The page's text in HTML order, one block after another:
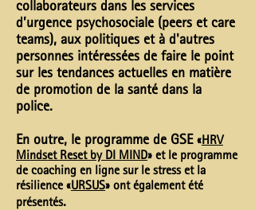
collaborateurs dans les services
d’urgence psychosociale (peers et care
teams), aux politiques et à d'autres
personnes intéressées de faire le point
sur les tendances actuelles en matière
de promotion de la santé dans la
police.
En outre, le programme de GSE «HRV
Mindset Reset by DI MIND» et le programme
de coaching en ligne sur le stress et la
résilience «URSUS» ont également été
présentés.